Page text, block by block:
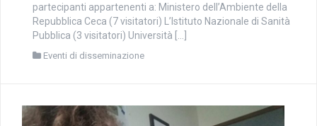
partecipanti appartenenti a: Ministero dell’Ambiente della
Repubblica Ceca (7 visitatori) L’Istituto Nazionale di Sanità
Pubblica (3 visitatori) Università […]
Eventi di disseminazione